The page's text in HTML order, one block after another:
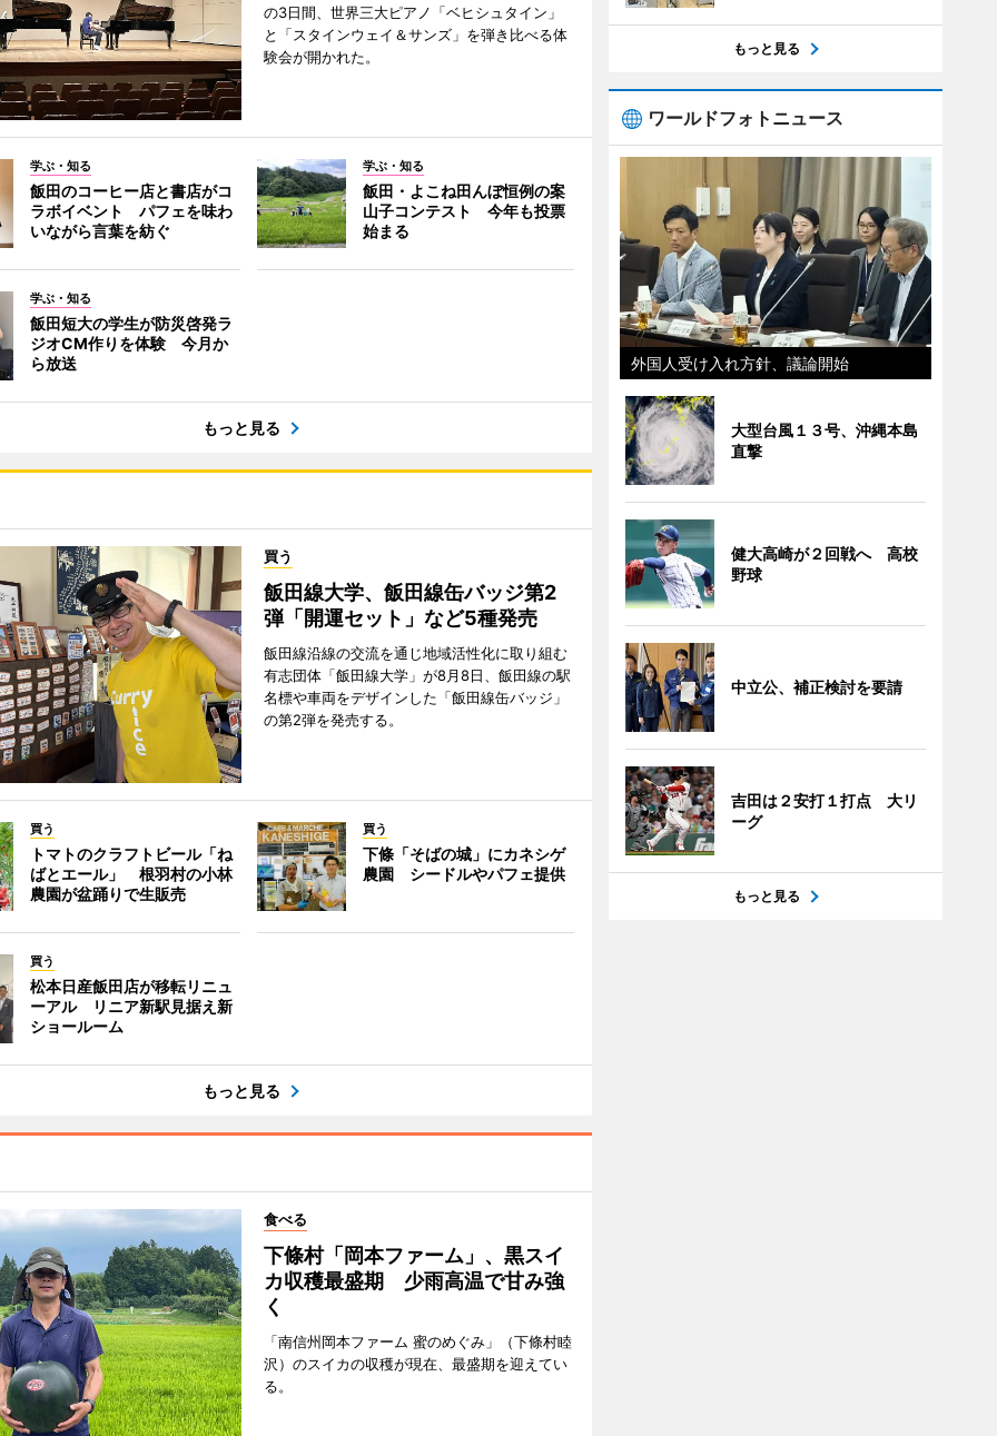
の3日間、世界三大ピアノ「ベヒシュタイン」
と「スタインウェイ＆サンズ」を弾き比べる体
験会が開かれた。
学ぶ・知る
飯田のコーヒー店と書店がコ
ラボイベント パフェを味わ
いながら言葉を紡ぐ
学ぶ・知る
飯田・よこね田んぼ恒例の案
山子コンテスト 今年も投票
始まる
学ぶ・知る
飯田短大の学生が防災啓発ラ
ジオCM作りを体験 今月か
ら放送
もっと見る
買う
飯田線大学、飯田線缶バッジ第2
弾「開運セット」など5種発売
飯田線沿線の交流を通じ地域活性化に取り組む
有志団体「飯田線大学」が8月8日、飯田線の駅
名標や車両をデザインした「飯田線缶バッジ」
の第2弾を発売する。
買う
トマトのクラフトビール「ね
ばとエール」 根羽村の小林
農園が盆踊りで生販売
買う
下條「そばの城」にカネシゲ
農園 シードルやパフェ提供
買う
松本日産飯田店が移転リニュ
ーアル リニア新駅見据え新
ショールーム
もっと見る
食べる
下條村「岡本ファーム」、黒スイ
カ収穫最盛期 少雨高温で甘み強
く
「南信州岡本ファーム 蜜のめぐみ」（下條村睦
沢）のスイカの収穫が現在、最盛期を迎えてい
る。
もっと見る
ワールドフォトニュース
外国人受け入れ方針、議論開始
大型台風１３号、沖縄本島
直撃
健大高崎が２回戦へ 高校
野球
中立公、補正検討を要請
吉田は２安打１打点 大リ
ーグ
もっと見る